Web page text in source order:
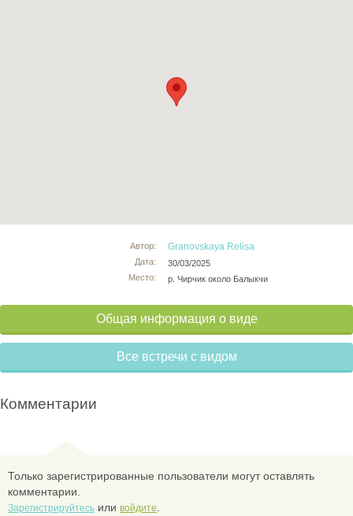
Автор:
Дата:
Место:
Granovskaya Relisa
30/03/2025
р. Чирчик около Балыкчи
Общая информация о виде
Все встречи с видом
Комментарии
Только зарегистрированные пользователи могут оставлять
комментарии.
Зарегистрируйтесь или войдите